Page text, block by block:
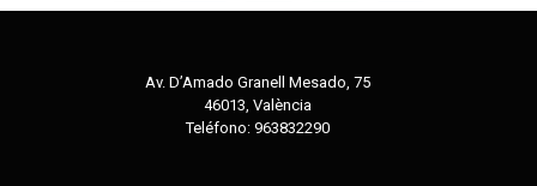
Av. D’Amado Granell Mesado, 75
46013, València
Teléfono: 963832290